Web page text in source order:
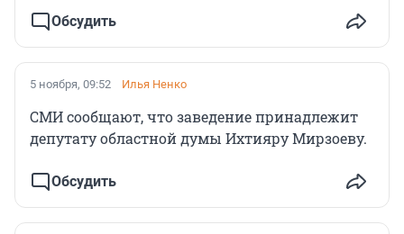
Обсудить
5 ноября, 09:52 Илья Ненко
СМИ сообщают, что заведение принадлежит
депутату областной думы Ихтияру Мирзоеву.
Обсудить